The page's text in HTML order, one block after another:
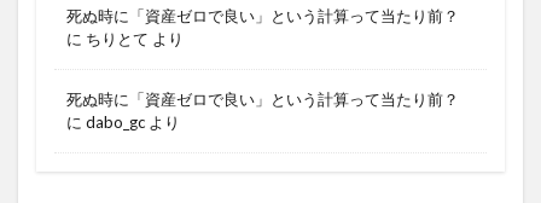
死ぬ時に「資産ゼロで良い」という計算って当たり前？
に ちりとて より
死ぬ時に「資産ゼロで良い」という計算って当たり前？
に dabo_gc より